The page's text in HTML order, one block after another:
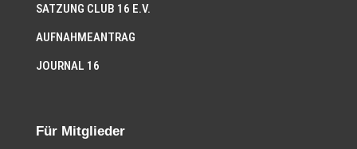
SATZUNG CLUB 16 E.V.
AUFNAHMEANTRAG
JOURNAL 16
Für Mitglieder